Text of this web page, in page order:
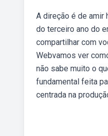
A direção é de amir
do terceiro ano do
compartilhar com
Webvamos ver
não sabe muito o
fundamental feita
centrada na